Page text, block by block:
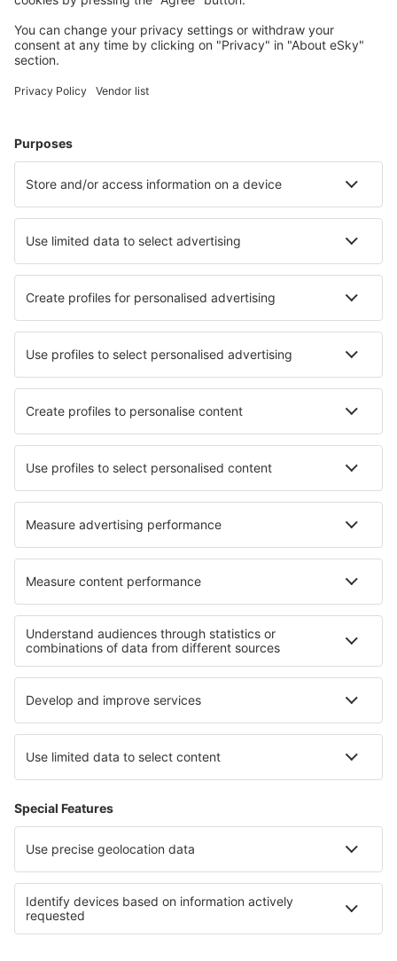
Kars Airport (KSY)
Kastamonu Airport (KFS)
Malatya Erhac (MLX)
Mardin Airport (MQM)
Merzifon Airport (MZH)
Bodrum
Mus Airport (MSR)
Gaziantep Oguzeli (GZT)
Ordu-Giresun Airport (OGU)
Flughafen Rize-Artvin (RZV)
Istanbul
Sanliurfa Airport (GNY)
Siirt Airport (SXZ)
Sirnak Airport (NKT)
Sivas Nuri Demirag (VAS)
Tekirdag Corlu Airport (TEQ)
Trabzon Airport (TZX)
Uşak Airport (USQ)
Bursa Yenisehir (YEI)
Kütahya Zafer (KZR)
Zonguldak Airport (ONQ)